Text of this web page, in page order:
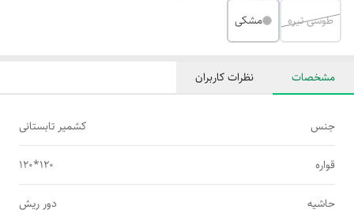
طوسی تیره مشکی
مشخصات نظرات کاربران
جنس کشمیر تابستانی
قواره 120*120
حاشیه دور ریش